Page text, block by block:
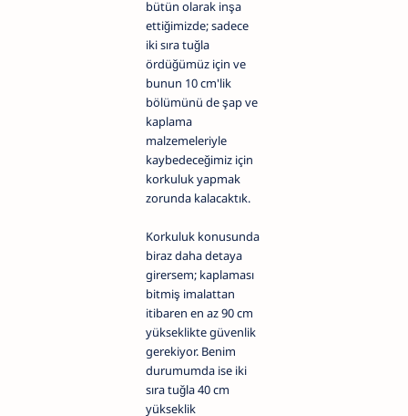
bütün olarak inşa
ettiğimizde; sadece
iki sıra tuğla
ördüğümüz için ve
bunun 10 cm'lik
bölümünü de şap ve
kaplama
malzemeleriyle
kaybedeceğimiz için
korkuluk yapmak
zorunda kalacaktık.
Korkuluk konusunda
biraz daha detaya
girersem; kaplaması
bitmiş imalattan
itibaren en az 90 cm
yükseklikte güvenlik
gerekiyor. Benim
durumumda ise iki
sıra tuğla 40 cm
yükseklik